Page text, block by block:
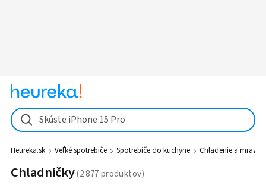
Skúste iPhone 15 Pro
Heureka.sk Veľké spotrebiče Spotrebiče do kuchyne Chladenie a
Chladničky